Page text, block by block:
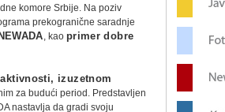
komore Srbije. Na poziv
prekogranične saradnje
, kao primer dobre
izuzetnom
za budući period. Predstavljen
nastavlja da gradi svoju